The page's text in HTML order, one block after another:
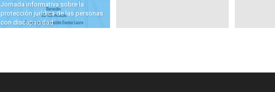
Jornada informativa sobre la
protección jurídica de las personas
con discapacidad